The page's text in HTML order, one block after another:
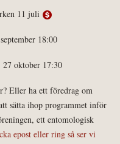
11 juli
18:00
oktober 17:30
Eller ha ett föredrag om
sätta ihop programmet inför
ett entomologisk
epost eller ring så ser vi